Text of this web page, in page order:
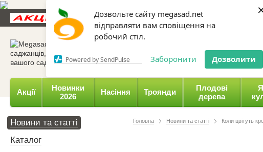
Дозвольте сайту megasad.net
відправляти вам сповіщення на
робочий стіл.
Powered by SendPulse Заборонити Дозволити
Новини та статті Каталог Контакти Відгуки Даруємо
0 800 332-015,
Акції
Новинки
2026
Насіння Троянди
Плодові
дерева
Головна Новини та статті Коли цвітуть
Новини та статті
Каталог